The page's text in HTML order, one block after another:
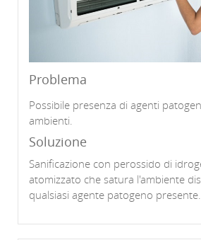
Problema
Possibile presenza di agenti
ambienti.
Soluzione
Sanificazione con perossido di
atomizzato che satura l'ambiente
qualsiasi agente patogeno presente.